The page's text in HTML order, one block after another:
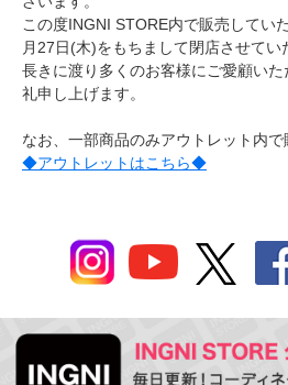
この度INGNI STORE内で販売してい
月27日(木)をもちまして閉店させてい
長きに渡り多くのお客様にご愛顧い
礼申し上げます。
なお、一部商品のみアウトレット内で
◆アウトレットはこちら◆